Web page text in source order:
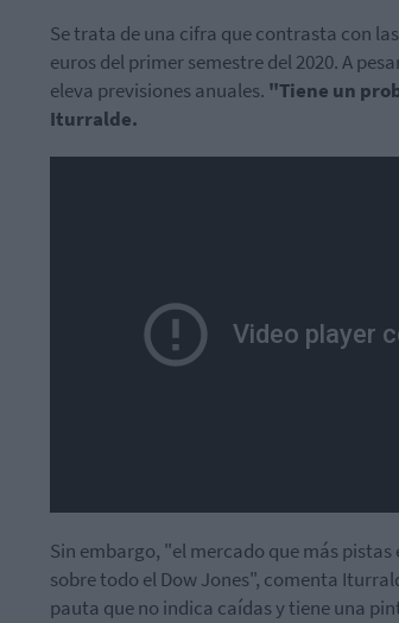
Se trata de una cifra que contrasta con
euros del primer semestre del 2020. A
eleva previsiones anuales. "Tiene un
Iturralde.
Sin embargo, "el mercado que más
sobre todo el Dow Jones", comenta
pauta que no indica caídas y tiene una